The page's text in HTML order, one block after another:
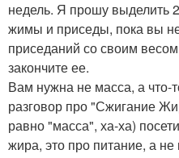
недель. Я прошу выделить
жимы и приседы, пока вы
приседаний со своим
закончите ее.
Вам нужна не масса, а что-
разговор про "Сжигание
равно "масса", ха-ха)
жира, это про питание, а